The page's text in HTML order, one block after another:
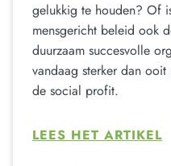
gelukkig te houden? Of
mensgericht beleid ook
duurzaam succesvolle
vandaag sterker dan
de social profit.
LEES HET ARTIKEL